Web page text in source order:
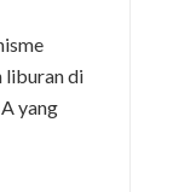
liburan di
yang